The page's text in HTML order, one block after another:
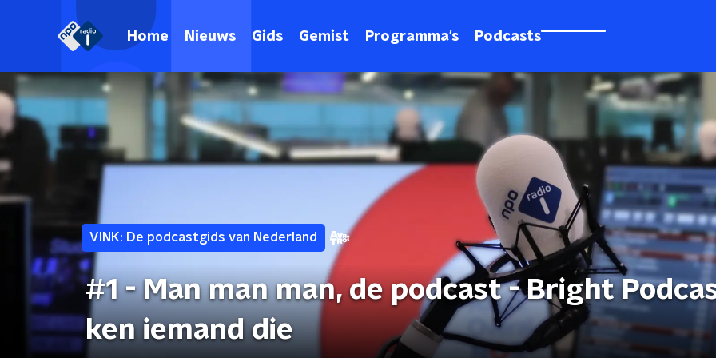
Home Nieuws Gids Gemist Programma's Podcasts
VINK: De podcastgids van Nederland
#1 - Man man man, de podcast - Bright
ken iemand die